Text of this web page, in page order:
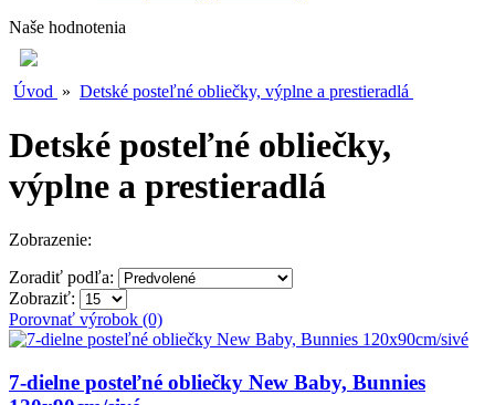
Naše hodnotenia
Úvod » Detské posteľné obliečky, výplne a prestieradlá
Detské posteľné obliečky,
výplne a prestieradlá
Zobrazenie:
Zoradiť podľa:
Zobraziť:
Porovnať výrobok (0)
7-dielne posteľné obliečky New Baby, Bunnies